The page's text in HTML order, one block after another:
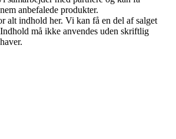
anbefalede produkter.
alt indhold her. Vi kan få en del af salget
må ikke anvendes uden skriftlig